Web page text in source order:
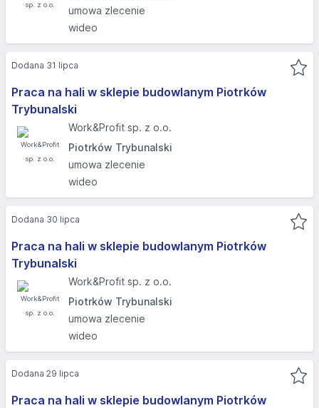
umowa zlecenie
wideo
Praca na hali w sklepie budowlanym Piotrków
Trybunalski
Work&Profit sp. z o.o.
Piotrków Trybunalski
umowa zlecenie
wideo
Dodana 31 lipca
Praca na hali w sklepie budowlanym Piotrków
Trybunalski
Work&Profit sp. z o.o.
Piotrków Trybunalski
umowa zlecenie
wideo
Dodana 30 lipca
Praca na hali w sklepie budowlanym Piotrków
Dodana 29 lipca